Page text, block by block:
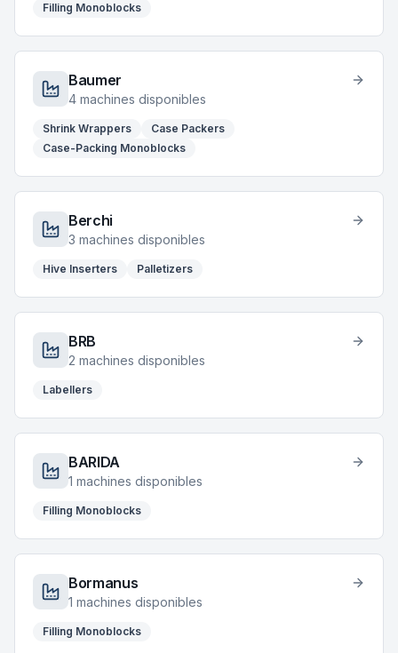
Filling Monoblocks
Baumer
4 machines disponibles
Shrink Wrappers
Case Packers
Case-Packing Monoblocks
Berchi
3 machines disponibles
Hive Inserters Palletizers
BRB
2 machines disponibles
Labellers
BARIDA
1 machines disponibles
Filling Monoblocks
Bormanus
1 machines disponibles
Filling Monoblocks